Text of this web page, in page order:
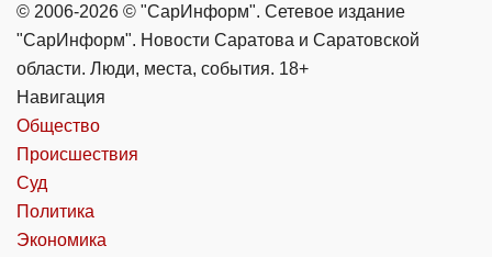
© 2006-2026 © "СарИнформ". Сетевое издание
"СарИнформ". Новости Саратова и Саратовской
области. Люди, места, события. 18+
Навигация
Общество
Происшествия
Суд
Политика
Экономика